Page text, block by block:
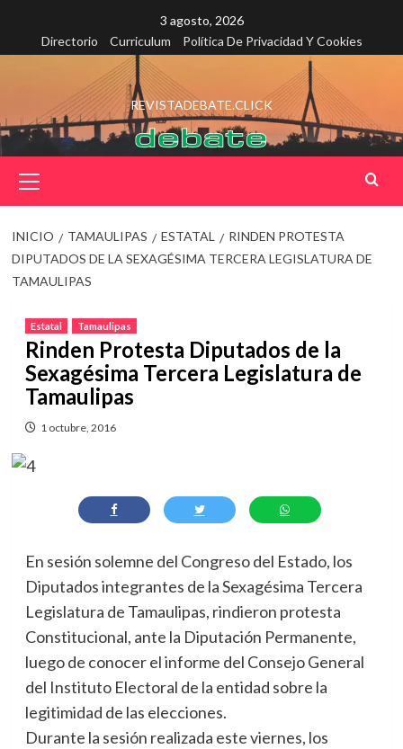
contenido
3 agosto, 2026
Directorio
Curriculum Política De Privacidad Y Cookies
REVISTADEBATE.CLICK
principal
INICIO TAMAULIPAS ESTATAL
RINDEN PROTESTA
DIPUTADOS DE LA SEXAGÉSIMA TERCERA LEGISLATURA DE
TAMAULIPAS
Estatal Tamaulipas
Rinden Protesta Diputados de la
Sexagésima Tercera Legislatura de
Tamaulipas
1 octubre, 2016
En sesión solemne del Congreso del Estado, los
Diputados integrantes de la Sexagésima Tercera
Legislatura de Tamaulipas, rindieron protesta
Constitucional, ante la Diputación Permanente,
luego de conocer el informe del Consejo General
del Instituto Electoral de la entidad sobre la
legitimidad de las elecciones.
Durante la sesión realizada este viernes, los